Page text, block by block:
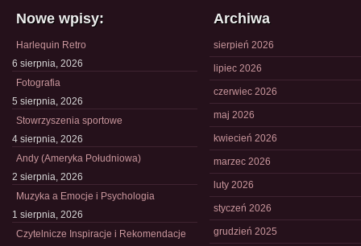
Nowe wpisy:
Harlequin Retro
6 sierpnia, 2026
Fotografia
5 sierpnia, 2026
Stowrzyszenia sportowe
4 sierpnia, 2026
Andy (Ameryka Południowa)
2 sierpnia, 2026
Muzyka a Emocje i Psychologia
1 sierpnia, 2026
Czytelnicze Inspiracje i Rekomendacje
Archiwa
sierpień 2026
lipiec 2026
czerwiec 2026
maj 2026
kwiecień 2026
marzec 2026
luty 2026
styczeń 2026
grudzień 2025